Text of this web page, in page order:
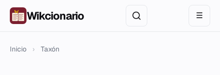
Wikcionario ☰
Inicio › Taxón